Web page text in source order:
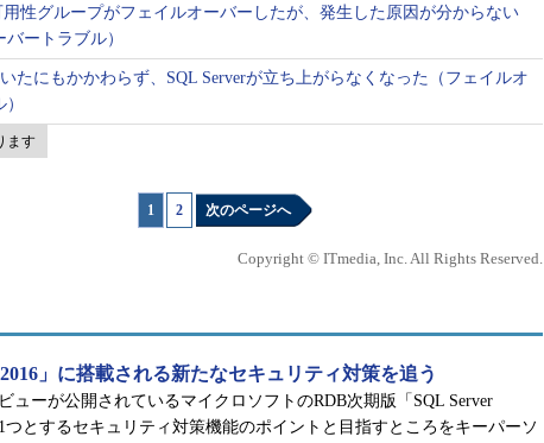
ベントビューアーでWindowsログの「Application」の項目
ー9001」が記録されていた（図27-1）。
用性グループがフェイルオーバーしたが、発生した原因が分からない
バートラブル）
たにもかかわらず、SQL Serverが立ち上がらなくなった（フェイルオ
ます
1 2 次のページへ
Copyright © ITmedia, Inc. All Rights Reserved.
2016」に搭載される新たなセキュリティ対策を追う
ューが公開されているマイクロソフトのRDB次期版「SQL Server
つとするセキュリティ対策機能のポイントと目指すところをキーパーソ